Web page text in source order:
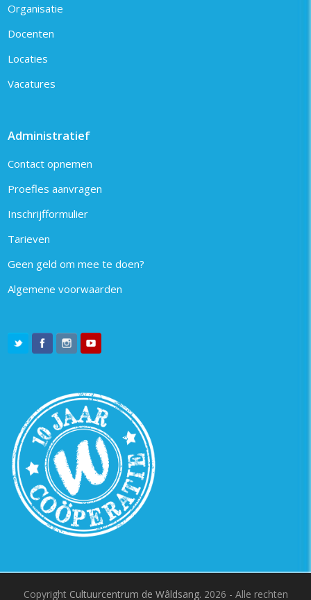
Organisatie
Docenten
Locaties
Vacatures
Administratief
Contact opnemen
Proefles aanvragen
Inschrijfformulier
Tarieven
Geen geld om mee te doen?
Algemene voorwaarden
Copyright Cultuurcentrum de Wâldsang. 2026 - Alle rechten